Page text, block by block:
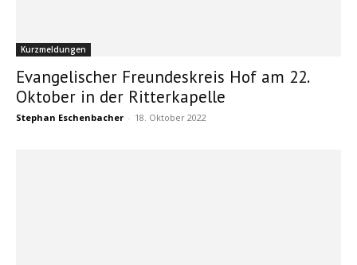
Kurzmeldungen
Evangelischer Freundeskreis Hof am 22.
Oktober in der Ritterkapelle
Stephan Eschenbacher - 18. Oktober 2022